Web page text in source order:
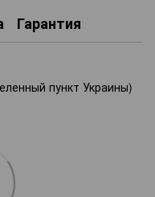
Гарантия
пункт Украины)